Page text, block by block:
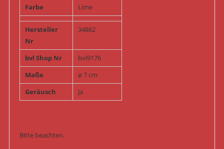
Farbe
Lime
Hersteller
Nr
34862
bvl Shop Nr
bvl9176
Maße
ø 7 cm
Geräusch
Ja
Bitte beachten.